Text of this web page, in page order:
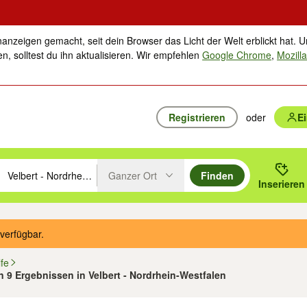
gemacht, seit dein Browser das Licht der Welt erblickt hat.
solltest du ihn aktualisieren. Wir empfehlenGoogle Chrome,
Registrieren oder
mit den Pfeiltasten nach oben/unten durchsuchen und mit
oder Ort eingeben. Eingabetaste drücken um zu suchen, oder
Ganzer Ort
Finden
Inserieren
9 Ergebnissen in Velbert - Nordrhein-Westfalen